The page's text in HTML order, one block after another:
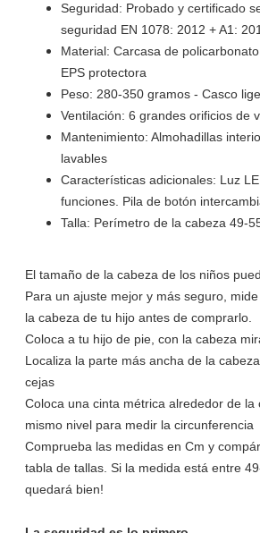
Seguridad: Probado y certificado
seguridad EN 1078: 2012 + A1:
Material: Carcasa de
EPS protectora
Peso: 280-350 gramos - Casco
Ventilación: 6 grandes orificios de
Mantenimiento: Almohadillas
lavables
Características adicionales: Luz
funciones. Pila de botón
Talla: Perímetro de la cabeza 49-
El tamaño de la cabeza de los niños
Para un ajuste mejor y más seguro,
la cabeza de tu hijo antes de comprarlo.
Coloca a tu hijo de pie, con la cabeza
Localiza la parte más ancha de la
cejas
Coloca una cinta métrica alrededor de la
mismo nivel para medir la circunferencia
Comprueba las medidas en Cm y
tabla de tallas. Si la medida está entre
quedará bien!